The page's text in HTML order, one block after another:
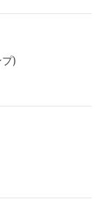
)